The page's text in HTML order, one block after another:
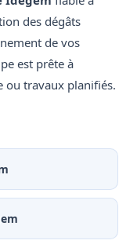
des dégâts
de vos
est prête à
travaux planifiés.